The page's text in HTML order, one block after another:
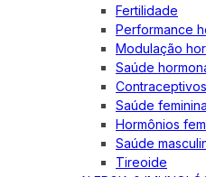
Fertilidade
Performance
Modulação
Saúde
Contraceptivos
Saúde feminina
Hormônios
Saúde
Tireoide